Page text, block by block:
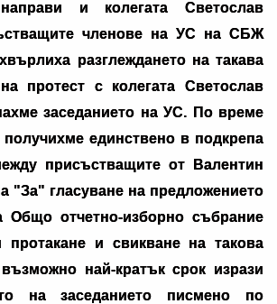
и колегата Светослав
членове на УС на СБЖ
разглеждането на такава
протест с колегата Светослав
заседанието на УС. По време
получихме единствено в подкрепа
присъстващите от Валентин
"За" гласуване на предложението
Общо отчетно-изборно събрание
протакане и свикване на такова
най-кратък срок изрази
на заседанието писмено по